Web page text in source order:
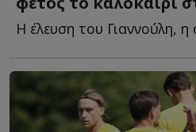
Η έλευση του Γιαννούλη,